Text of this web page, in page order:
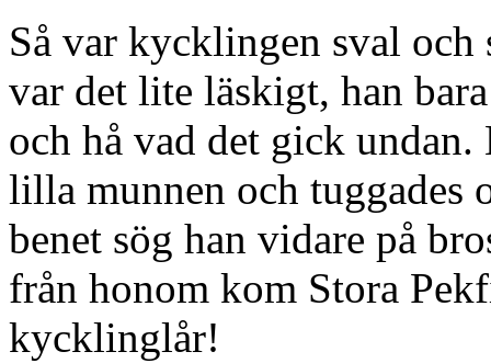
Så var kycklingen sval och
var det lite läskigt, han
och hå vad det gick
lilla munnen och tuggades
benet sög han vidare på
från honom kom Stora
kycklinglår!